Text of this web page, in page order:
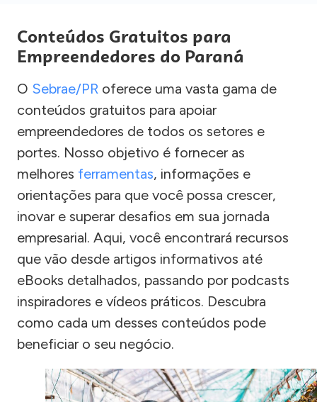
Conteúdos Gratuitos para
Empreendedores do Paraná
O Sebrae/PR oferece uma vasta gama de
conteúdos gratuitos para apoiar
empreendedores de todos os setores e
portes. Nosso objetivo é fornecer as
melhores ferramentas, informações e
orientações para que você possa crescer,
inovar e superar desafios em sua jornada
empresarial. Aqui, você encontrará recursos
que vão desde artigos informativos até
eBooks detalhados, passando por podcasts
inspiradores e vídeos práticos. Descubra
como cada um desses conteúdos pode
beneficiar o seu negócio.